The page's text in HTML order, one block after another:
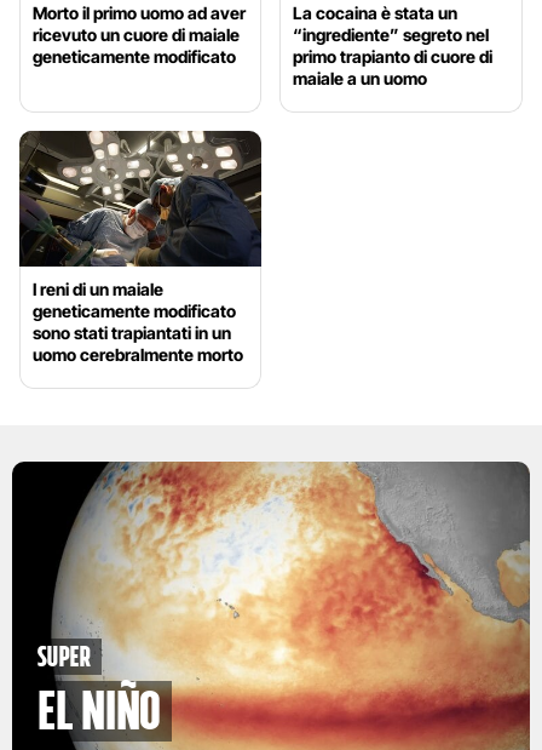
Morto il primo uomo ad aver
ricevuto un cuore di maiale
geneticamente modificato
La cocaina è stata un
“ingrediente” segreto nel
primo trapianto di cuore di
maiale a un uomo
I reni di un maiale
geneticamente modificato
sono stati trapiantati in un
uomo cerebralmente morto
Super
El Niño